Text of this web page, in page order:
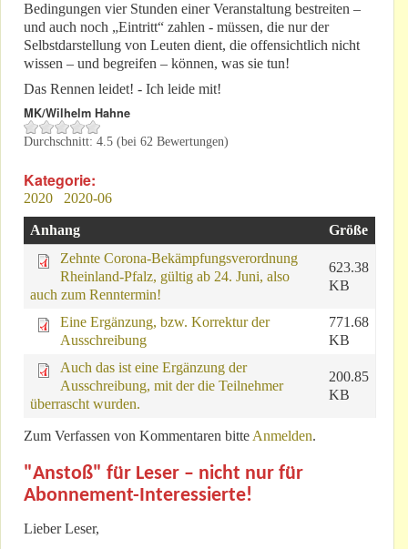
Bedingungen vier Stunden einer Veranstaltung bestreiten –
und auch noch „Eintritt“ zahlen - müssen, die nur der
Selbstdarstellung von Leuten dient, die offensichtlich nicht
wissen – und begreifen – können, was sie tun!
Das Rennen leidet! - Ich leide mit!
MK/Wilhelm Hahne
Durchschnitt: 4.5 (bei 62 Bewertungen)
Kategorie:
2020 2020-06
Anhang
Größe
Zehnte Corona-Bekämpfungsverordnung
Rheinland-Pfalz, gültig ab 24. Juni, also
auch zum Renntermin!
623.38
KB
Eine Ergänzung, bzw. Korrektur der
Ausschreibung
771.68
KB
Auch das ist eine Ergänzung der
Ausschreibung, mit der die Teilnehmer
überrascht wurden.
200.85
KB
Zum Verfassen von Kommentaren bitte Anmelden.
"Anstoß" für Leser – nicht nur für
Abonnement-Interessierte!
Lieber Leser,